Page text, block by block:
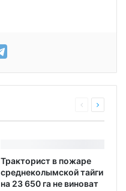
Тракторист в пожаре
среднеколымской тайги
на 23 650 га не виноват